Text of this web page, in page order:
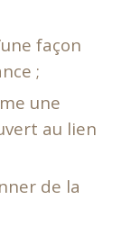
façon
;
une
au lien
de la